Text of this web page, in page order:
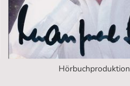
Hörbuchproduktion